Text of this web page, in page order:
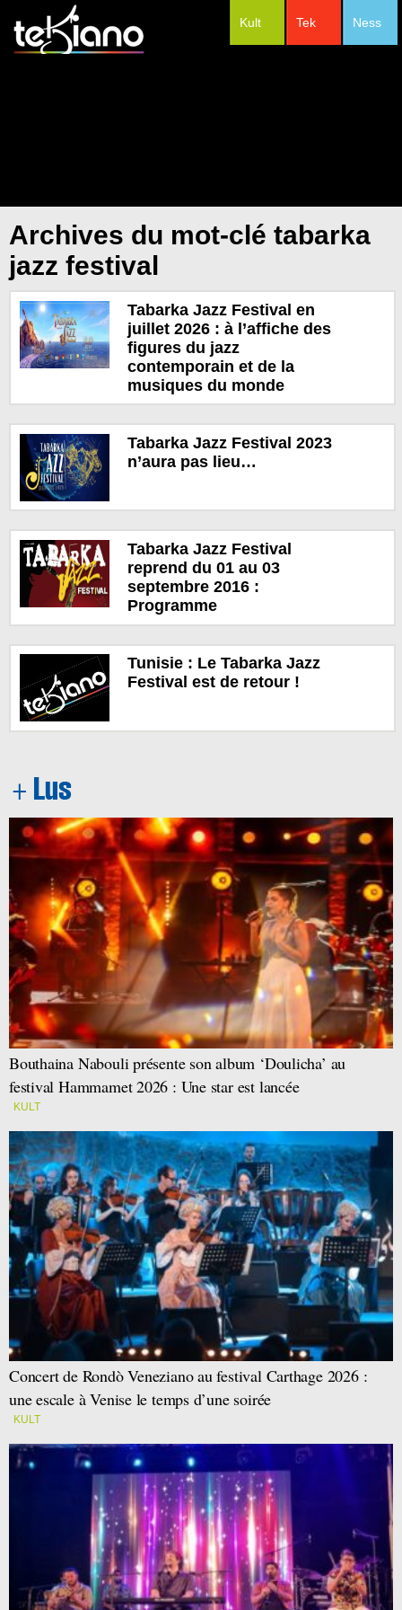
Ness
Tek
Kult
Archives du mot-clé tabarka
jazz festival
Tabarka Jazz Festival en
juillet 2026 : à l’affiche des
figures du jazz
contemporain et de la
musiques du monde
Tabarka Jazz Festival 2023
n’aura pas lieu…
Tabarka Jazz Festival
reprend du 01 au 03
septembre 2016 :
Programme
Tunisie : Le Tabarka Jazz
Festival est de retour !
Bouthaina Nabouli présente son album ‘Doulicha’ au
festival Hammamet 2026 : Une star est lancée
KULT
Concert de Rondò Veneziano au festival Carthage 2026 :
une escale à Venise le temps d’une soirée
KULT